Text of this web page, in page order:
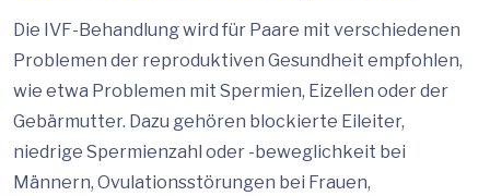
Die IVF-Behandlung wird für Paare mit verschiedenen
Problemen der reproduktiven Gesundheit empfohlen,
wie etwa Problemen mit Spermien, Eizellen oder der
Gebärmutter. Dazu gehören blockierte Eileiter,
niedrige Spermienzahl oder -beweglichkeit bei
Männern, Ovulationsstörungen bei Frauen,